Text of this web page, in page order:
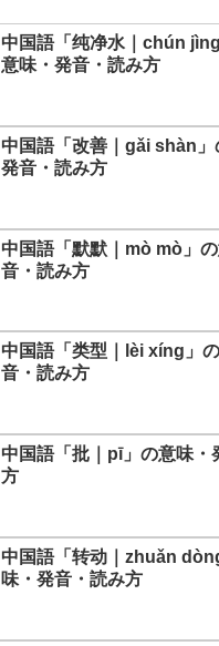
中国語「纯净水｜chún
意味・発音・読み方
中国語「改善｜gǎi shàn」
発音・読み方
中国語「默默｜mò mò」
音・読み方
中国語「类型｜lèi xíng」
音・読み方
中国語「批｜pī」の意味・
方
中国語「转动｜zhuǎn
味・発音・読み方